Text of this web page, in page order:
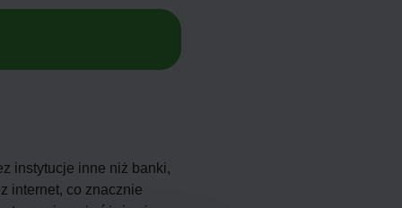
instytucje inne niż banki,
internet, co znacznie